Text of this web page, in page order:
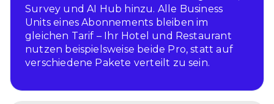
Survey und AI Hub hinzu. Alle Business
Units eines Abonnements bleiben im
gleichen Tarif – Ihr Hotel und Restaurant
nutzen beispielsweise beide Pro, statt auf
verschiedene Pakete verteilt zu sein.